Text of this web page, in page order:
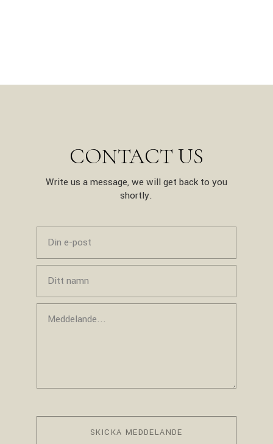
CONTACT US
Write us a message, we will get back to you
shortly.
SKICKA MEDDELANDE